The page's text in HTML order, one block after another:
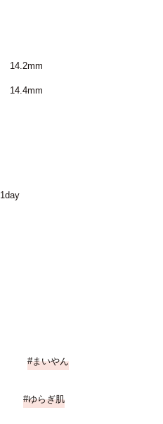
14.2mm
14.4mm
1day
まいやん
ゆらぎ肌